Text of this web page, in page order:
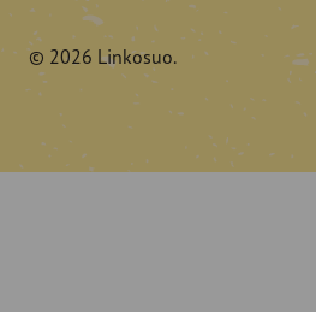
© 2026 Linkosuo.